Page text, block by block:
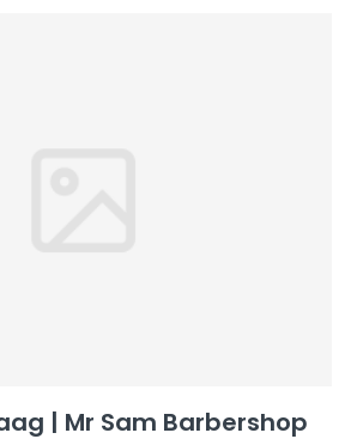
| Mr Sam Barbershop